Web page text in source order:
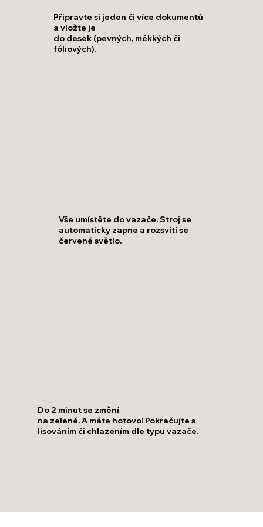
Připravte si jeden či více dokumentů
a vložte je
do desek (pevných, měkkých či
fóliových).
Vše umístěte do vazače. Stroj se
automaticky zapne a rozsvítí se
červené světlo.
Do 2 minut se změní
na zelené. A máte hotovo! Pokračujte s
lisováním či chlazením dle typu vazače.